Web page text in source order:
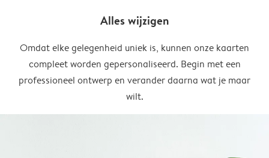
Alles wijzigen
Omdat elke gelegenheid uniek is, kunnen onze kaarten
compleet worden gepersonaliseerd. Begin met een
professioneel ontwerp en verander daarna wat je maar
wilt.